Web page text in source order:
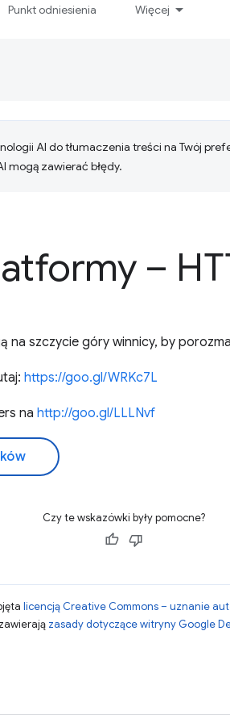
Punkt odniesienia Więcej
AI do tłumaczenia treści na Twój
mogą zawierać błędy.
–
na szczycie góry winnicy, by
https://goo.gl/WRKc7L
na http://goo.gl/LLLNvf
Czy te wskazówki były pomocne?
licencją Creative Commons – uznanie
zasady dotyczące witryny Google